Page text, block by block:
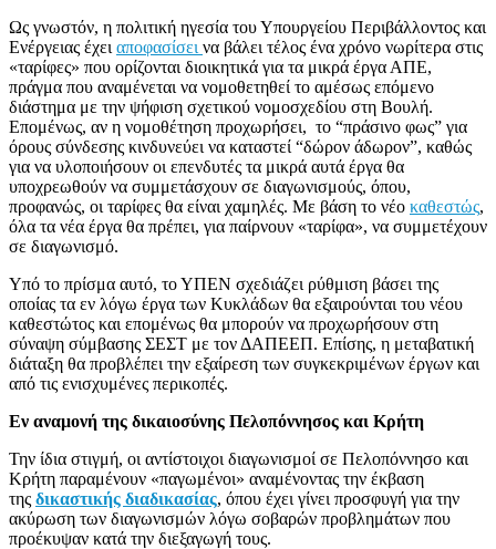
Ως γνωστόν, η πολιτική ηγεσία του Υπουργείου Περιβάλλοντος και
Ενέργειας έχει αποφασίσει να βάλει τέλος ένα χρόνο νωρίτερα στις
«ταρίφες» που ορίζονται διοικητικά για τα μικρά έργα ΑΠΕ,
πράγμα που αναμένεται να νομοθετηθεί το αμέσως επόμενο
διάστημα με την ψήφιση σχετικού νομοσχεδίου στη Βουλή.
Επομένως, αν η νομοθέτηση προχωρήσει, το “πράσινο φως” για
όρους σύνδεσης κινδυνεύει να καταστεί “δώρον άδωρον”, καθώς
για να υλοποιήσουν οι επενδυτές τα μικρά αυτά έργα θα
υποχρεωθούν να συμμετάσχουν σε διαγωνισμούς, όπου,
προφανώς, οι ταρίφες θα είναι χαμηλές. Με βάση το νέο καθεστώς,
όλα τα νέα έργα θα πρέπει, για παίρνουν «ταρίφα», να συμμετέχουν
σε διαγωνισμό.
Υπό το πρίσμα αυτό, το ΥΠΕΝ σχεδιάζει ρύθμιση βάσει της
οποίας τα εν λόγω έργα των Κυκλάδων θα εξαιρούνται του νέου
καθεστώτος και επομένως θα μπορούν να προχωρήσουν στη
σύναψη σύμβασης ΣΕΣΤ με τον ΔΑΠΕΕΠ. Επίσης, η μεταβατική
διάταξη θα προβλέπει την εξαίρεση των συγκεκριμένων έργων και
από τις ενισχυμένες περικοπές.
Εν αναμονή της δικαιοσύνης Πελοπόννησος και Κρήτη
Την ίδια στιγμή, οι αντίστοιχοι διαγωνισμοί σε Πελοπόννησο και
Κρήτη παραμένουν «παγωμένοι» αναμένοντας την έκβαση
της δικαστικής διαδικασίας, όπου έχει γίνει προσφυγή για την
ακύρωση των διαγωνισμών λόγω σοβαρών προβλημάτων που
προέκυψαν κατά την διεξαγωγή τους.